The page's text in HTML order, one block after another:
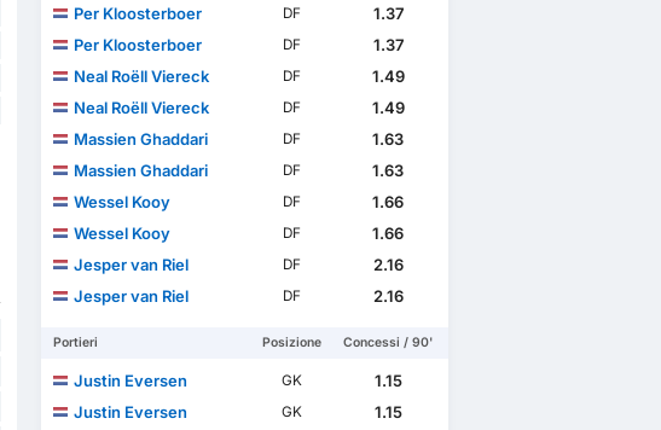
Per Kloosterboer
DF
1.37
Per Kloosterboer
DF
1.37
Neal Roëll Viereck
DF
1.49
Neal Roëll Viereck
DF
1.49
Massien Ghaddari
DF
1.63
Massien Ghaddari
DF
1.63
Wessel Kooy
DF
1.66
Wessel Kooy
DF
1.66
Jesper van Riel
DF
2.16
Jesper van Riel
DF 2.16
Portieri Posizione Concessi / 90'
Justin Eversen GK
1.15
Justin Eversen
GK
1.15